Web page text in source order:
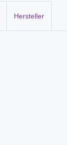
Hersteller